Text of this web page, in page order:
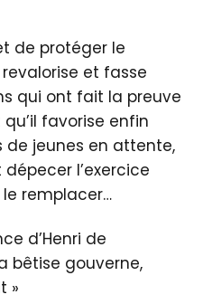
de protéger le
et fasse
qui ont fait la preuve
favorise enfin
de jeunes en attente,
l’exercice
remplacer…
d’Henri de
bêtise gouverne,
»